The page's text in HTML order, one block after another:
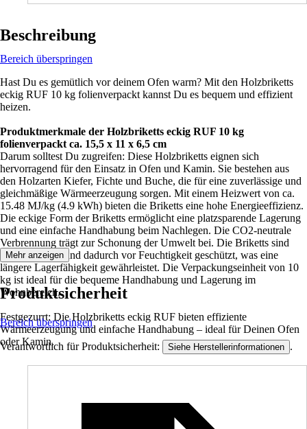
Beschreibung
Bereich überspringen
Hast Du es gemütlich vor deinem Ofen warm? Mit den Holzbriketts
eckig RUF 10 kg folienverpackt kannst Du es bequem und effizient
heizen.
Produktmerkmale der Holzbriketts eckig RUF 10 kg
folienverpackt ca. 15,5 x 11 x 6,5 cm
Darum solltest Du zugreifen: Diese Holzbriketts eignen sich
hervorragend für den Einsatz in Ofen und Kamin. Sie bestehen aus
den Holzarten Kiefer, Fichte und Buche, die für eine zuverlässige und
gleichmäßige Wärmeerzeugung sorgen. Mit einem Heizwert von ca.
15.48 MJ/kg (4.9 kWh) bieten die Briketts eine hohe Energieeffizienz.
Die eckige Form der Briketts ermöglicht eine platzsparende Lagerung
und eine einfache Handhabung beim Nachlegen. Die CO2-neutrale
Verbrennung trägt zur Schonung der Umwelt bei. Die Briketts sind
folienverpackt und dadurch vor Feuchtigkeit geschützt, was eine
längere Lagerfähigkeit gewährleistet. Die Verpackungseinheit von 10
kg ist ideal für die bequeme Handhabung und Lagerung im
Wohnbereich.
Festgezurrt: Die Holzbriketts eckig RUF bieten effiziente
Wärmeerzeugung und einfache Handhabung – ideal für Deinen Ofen
oder Kamin.
Mehr anzeigen
Produktsicherheit
Bereich überspringen
Verantwortlich für Produktsicherheit: Siehe Herstellerinformationen .